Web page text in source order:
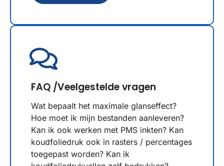
FAQ /Veelgestelde vragen
Wat bepaalt het maximale glanseffect?
Hoe moet ik mijn bestanden aanleveren?
Kan ik ook werken met PMS inkten? Kan
koudfoliedruk ook in rasters / percentages
toegepast worden? Kan ik